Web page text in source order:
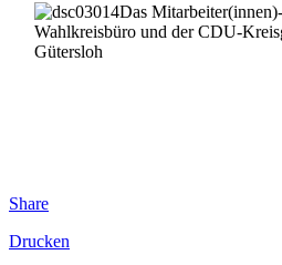
Das
Wahlkreisbüro und der CDU-
Gütersloh
Share
Drucken